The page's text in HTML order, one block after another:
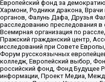
Европейский фонд за
Хармони, Родники дракона, Врачи
органов, Фалунь Дафа, Друзья
расследованию преследования в
Всемирная организация по
Пражский гражданский центр,
исследований при Совете
Форум русскоязычных
колледж, Европейский выбор,
российский фонд, Фонд Будущее
информации, Проект Медиа,